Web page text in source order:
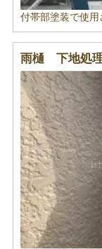
付帯部塗装で使用
雨樋 下地処